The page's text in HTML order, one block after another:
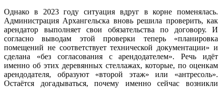
Однако в 2023 году ситуация вдруг в корне поменялась.
Администрация Архангельска вновь решила проверить, как
арендатор выполняет свои обязательства по договору. И
согласно выводам этой проверки теперь «планировка
помещений не соответствует технической документации» и
сделана «без согласования с арендодателем». Речь идёт
именно об этих деревянных стеллажах, которые, по оценкам
арендодателя, образуют «второй этаж» или «антресоль».
Остаётся догадываться, почему именно сейчас возникли